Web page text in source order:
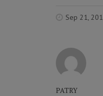
Sep 21,
PATRY